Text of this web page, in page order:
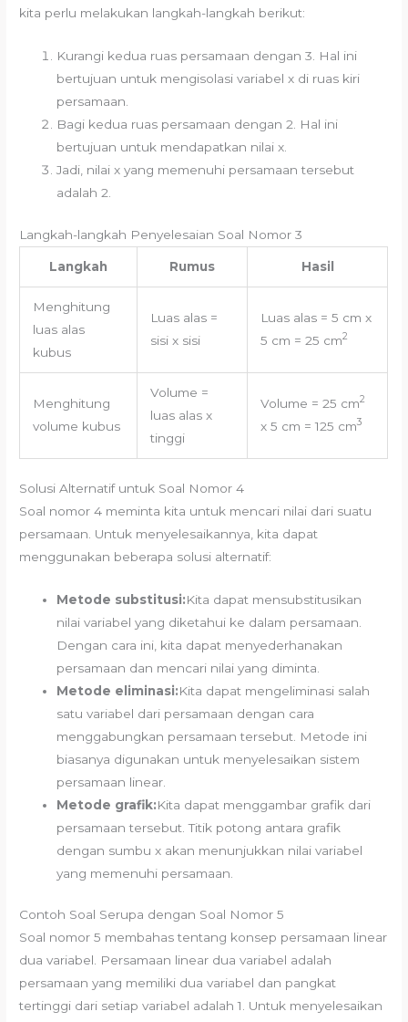
kita perlu melakukan langkah-langkah berikut:
Kurangi kedua ruas persamaan dengan 3. Hal ini
bertujuan untuk mengisolasi variabel x di ruas kiri
persamaan.
Bagi kedua ruas persamaan dengan 2. Hal ini
bertujuan untuk mendapatkan nilai x.
Jadi, nilai x yang memenuhi persamaan tersebut
adalah 2.
Langkah-langkah Penyelesaian Soal Nomor 3
Langkah Rumus Hasil
Menghitung
luas alas
kubus
Luas alas =
sisi x sisi
Luas alas = 5 cm x
5 cm = 25 cm2
Menghitung
volume kubus
Volume =
luas alas x
tinggi
Volume = 25 cm2
x 5 cm = 125 cm3
Solusi Alternatif untuk Soal Nomor 4
Soal nomor 4 meminta kita untuk mencari nilai dari suatu
persamaan. Untuk menyelesaikannya, kita dapat
menggunakan beberapa solusi alternatif:
Metode substitusi:Kita dapat mensubstitusikan
nilai variabel yang diketahui ke dalam persamaan.
Dengan cara ini, kita dapat menyederhanakan
persamaan dan mencari nilai yang diminta.
Metode eliminasi:Kita dapat mengeliminasi salah
satu variabel dari persamaan dengan cara
menggabungkan persamaan tersebut. Metode ini
biasanya digunakan untuk menyelesaikan sistem
persamaan linear.
Metode grafik:Kita dapat menggambar grafik dari
persamaan tersebut. Titik potong antara grafik
dengan sumbu x akan menunjukkan nilai variabel
yang memenuhi persamaan.
Contoh Soal Serupa dengan Soal Nomor 5
Soal nomor 5 membahas tentang konsep persamaan linear
dua variabel. Persamaan linear dua variabel adalah
persamaan yang memiliki dua variabel dan pangkat
tertinggi dari setiap variabel adalah 1. Untuk menyelesaikan